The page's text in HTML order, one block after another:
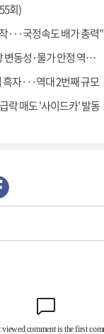
회)
···국정속도 배가 총력"
·물가 안정 역량 집중"
자···역대 2번째 규모
락 매도 '사이드카' 발동